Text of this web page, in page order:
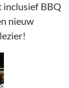
inclusief BBQ
nieuw